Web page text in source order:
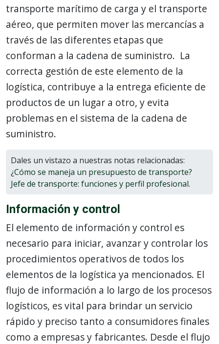
transporte marítimo de carga y el transporte
aéreo, que permiten mover las mercancías a
través de las diferentes etapas que
conforman a la cadena de suministro. La
correcta gestión de este elemento de la
logística, contribuye a la entrega eficiente de
productos de un lugar a otro, y evita
problemas en el sistema de la cadena de
suministro.
Dales un vistazo a nuestras notas relacionadas:
¿Cómo se maneja un presupuesto de transporte?
Jefe de transporte: funciones y perfil profesional.
Información y control
El elemento de información y control es
necesario para iniciar, avanzar y controlar los
procedimientos operativos de todos los
elementos de la logística ya mencionados. El
flujo de información a lo largo de los procesos
logísticos, es vital para brindar un servicio
rápido y preciso tanto a consumidores finales
como a empresas y fabricantes. Desde el flujo